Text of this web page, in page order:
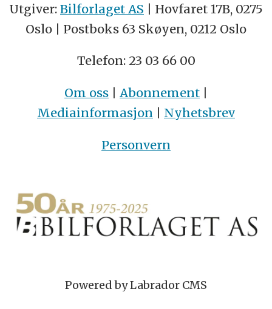
Utgiver: Bilforlaget AS | Hovfaret 17B, 0275
Oslo | Postboks 63 Skøyen, 0212 Oslo
Telefon: 23 03 66 00
Om oss Abonnement
Mediainformasjon
Nyhetsbrev
Personvern
Powered by Labrador CMS